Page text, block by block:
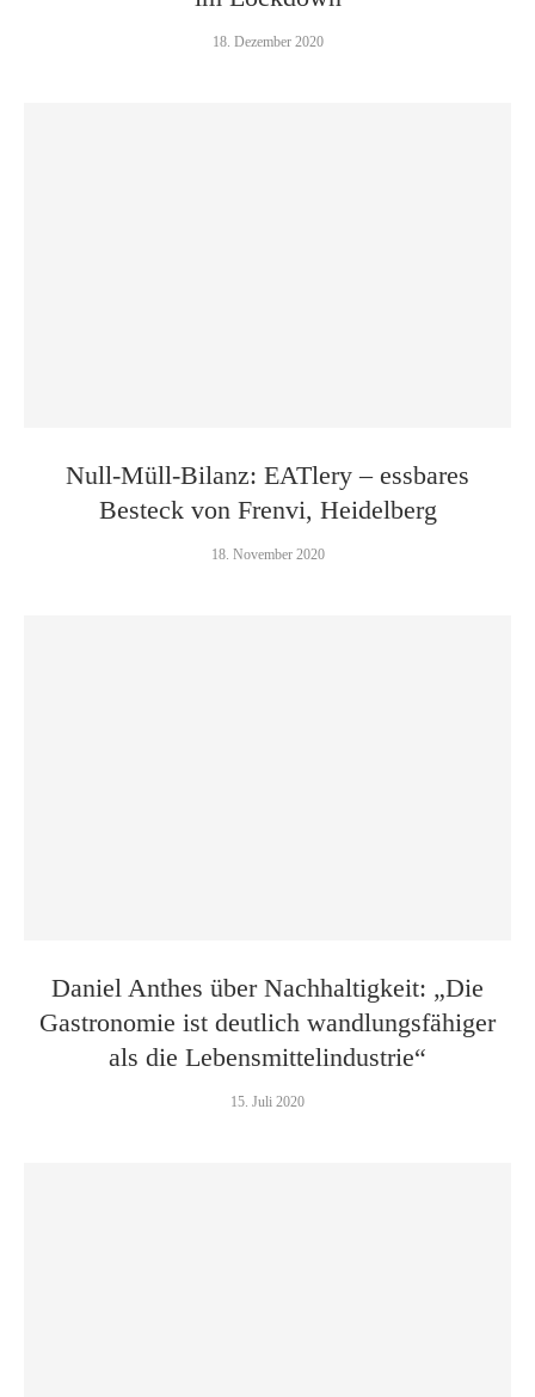
18. Dezember 2020
Null-Müll-Bilanz: EATlery – essbares
Besteck von Frenvi, Heidelberg
18. November 2020
Daniel Anthes über Nachhaltigkeit: „Die
Gastronomie ist deutlich wandlungsfähiger
als die Lebensmittelindustrie“
15. Juli 2020